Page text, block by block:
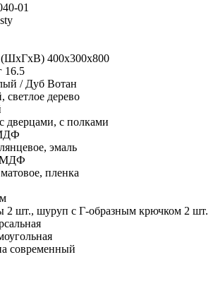
01
(ШxГxВ) 400x300x800
16.5
/ Дуб Вотан
дерево
дверцами, с полками
эмаль
МДФ
пленка
2 шт., шуруп с Г-образным крючком 2 шт.
современный